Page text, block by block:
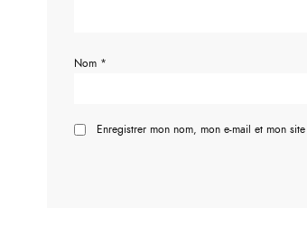
Nom *
Enregistrer mon nom, mon e-mail et mon